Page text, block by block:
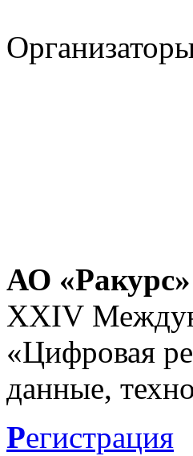
АО «Ракурс»
XXIV
«Цифровая
данные,
Регистрация